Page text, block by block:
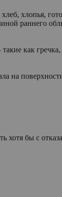
хлопья,
раннего
как
на
хотя бы с